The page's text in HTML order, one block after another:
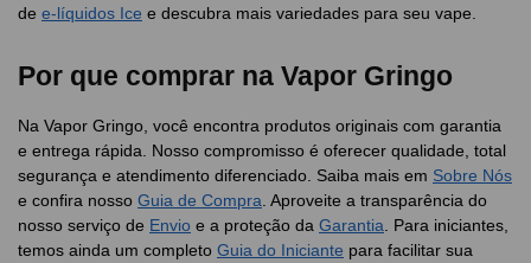
de e-líquidos Ice e descubra mais variedades para seu vape.
Por que comprar na Vapor Gringo
Na Vapor Gringo, você encontra produtos originais com garantia
e entrega rápida. Nosso compromisso é oferecer qualidade, total
segurança e atendimento diferenciado. Saiba mais em Sobre Nós
e confira nosso Guia de Compra . Aproveite a transparência do
nosso serviço de Envio e a proteção da Garantia . Para iniciantes,
temos ainda um completo Guia do Iniciante para facilitar sua